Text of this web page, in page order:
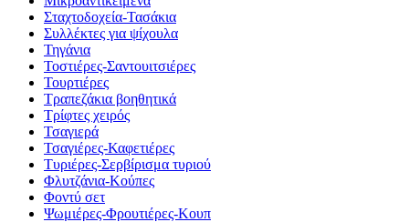
Σταχτοδοχεία-Τασάκια
Συλλέκτες για ψίχουλα
Τηγάνια
Τοστιέρες-Σαντουιτσιέρες
Τουρτιέρες
Τραπεζάκια βοηθητικά
Τρίφτες χειρός
Τσαγιερά
Τσαγιέρες-Καφετιέρες
Τυριέρες-Σερβίρισμα τυριού
Φλυτζάνια-Κούπες
Φοντύ σετ
Ψωμιέρες-Φρουτιέρες-Κουπ